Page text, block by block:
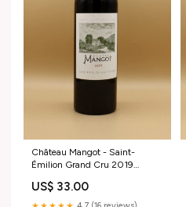
Château Mangot - Saint-
Émilion Grand Cru 2019
US$ 33.00